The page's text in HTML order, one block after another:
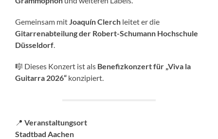
Gemeinsam mit Joaquín Clerch leitet er die
Gitarrenabteilung der Robert-Schumann Hochschule
Düsseldorf
🎼 Dieses Konzert ist als Benefizkonzert für „Viva la
Guitarra 2026“ konzipiert.
📍Veranstaltungsort
Stadtbad Aachen